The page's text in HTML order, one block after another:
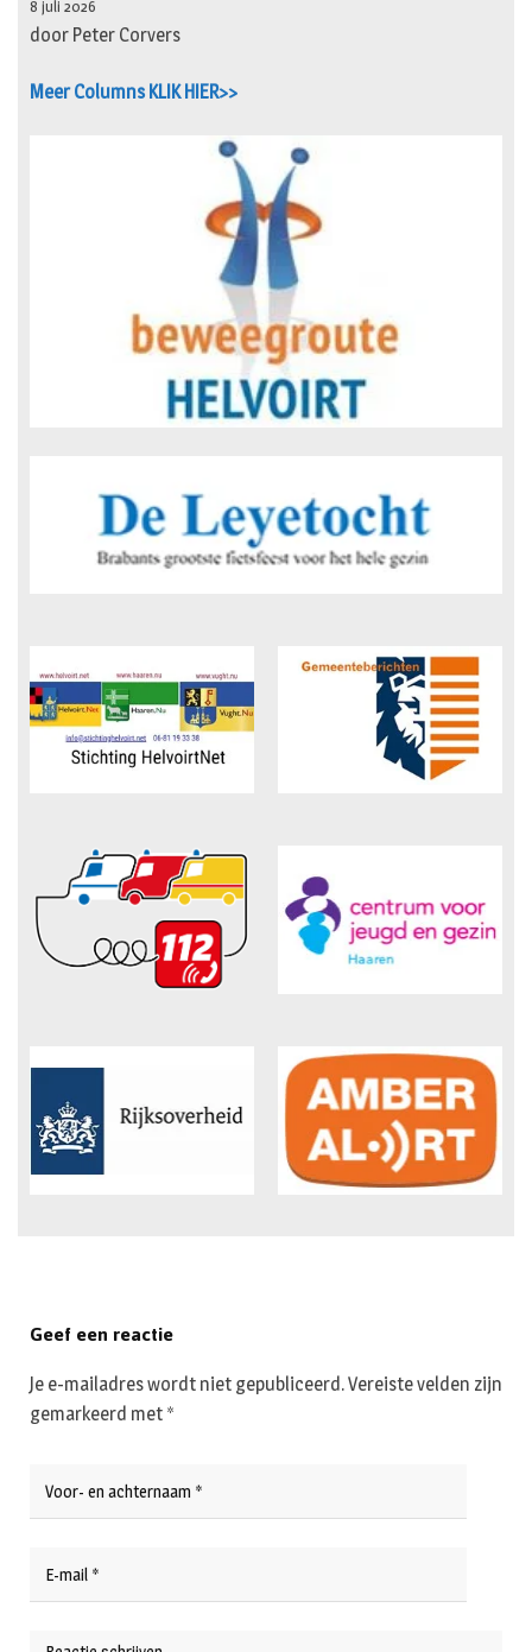
8 juli 2026
door Peter Corvers
Meer Columns KLIK HIER>>
Geef een reactie
Je e-mailadres wordt niet gepubliceerd.Vereiste velden zijn
gemarkeerd met *